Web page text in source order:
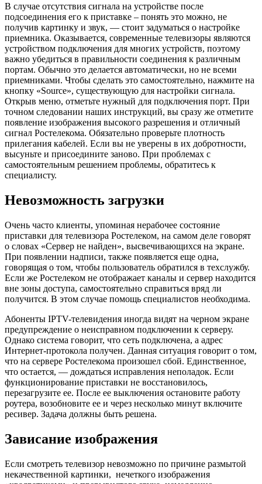
В случае отсутствия сигнала на устройстве после
подсоединения его к приставке – понять это можно, не
получив картинку и звук, — стоит задуматься о настройке
приемника. Оказывается, современные телевизоры являются
устройством подключения для многих устройств, поэтому
важно убедиться в правильности соединения к различным
портам. Обычно это делается автоматически, но не всеми
приемниками. Чтобы сделать это самостоятельно, нажмите на
кнопку «Source», существующую для настройки сигнала.
Открыв меню, отметьте нужный для подключения порт. При
точном следовании наших инструкций, вы сразу же отметите
появление изображения высокого разрешения и отличный
сигнал Ростелекома. Обязательно проверьте плотность
прилегания кабелей. Если вы не уверены в их добротности,
высуньте и присоедините заново. При проблемах с
самостоятельным решением проблемы, обратитесь к
специалисту.
Невозможность загрузки
Очень часто клиенты, упоминая нерабочее состояние
приставки для телевизора Ростелеком, на самом деле говорят
о словах «Сервер не найден», высвечивающихся на экране.
При появлении надписи, также появляется еще одна,
говорящая о том, чтобы пользователь обратился в техслужбу.
Если же Ростелеком не отображает каналы и сервер находится
вне зоны доступа, самостоятельно справиться вряд ли
получится. В этом случае помощь специалистов необходима.
Абоненты IPTV-телевидения иногда видят на черном экране
предупреждение о неисправном подключении к серверу.
Однако система говорит, что сеть подключена, а адрес
Интернет-протокола получен. Данная ситуация говорит о том,
что на сервере Ростелекома произошел сбой. Единственное,
что остается, — дождаться исправления неполадок. Если
функционирование приставки не восстановилось,
перезагрузите ее. После ее выключения остановите работу
роутера, возобновите ее и через несколько минут включите
ресивер. Задача должны быть решена.
Зависание изображения
Если смотреть телевизор невозможно по причине размытой
некачественной картинки, нечеткого изображения